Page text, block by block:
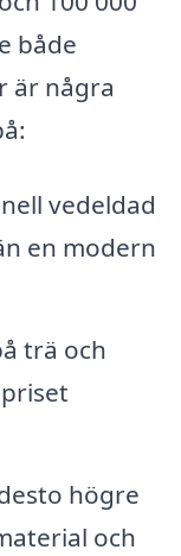
både
är några
vedeldad
en modern
trä och
högre
och